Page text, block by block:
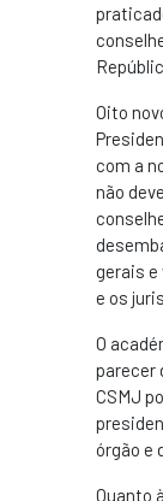
Oito
com a
não
gerais e
e os
O
parecer
CSMJ
órgão e
Quanto